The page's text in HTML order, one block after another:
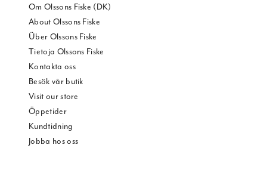
Om Olssons Fiske (DK)
About Olssons Fiske
Über Olssons Fiske
Tietoja Olssons Fiske
Kontakta oss
Besök vår butik
Visit our store
Öppetider
Kundtidning
Jobba hos oss